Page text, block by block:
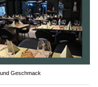
Geschmack